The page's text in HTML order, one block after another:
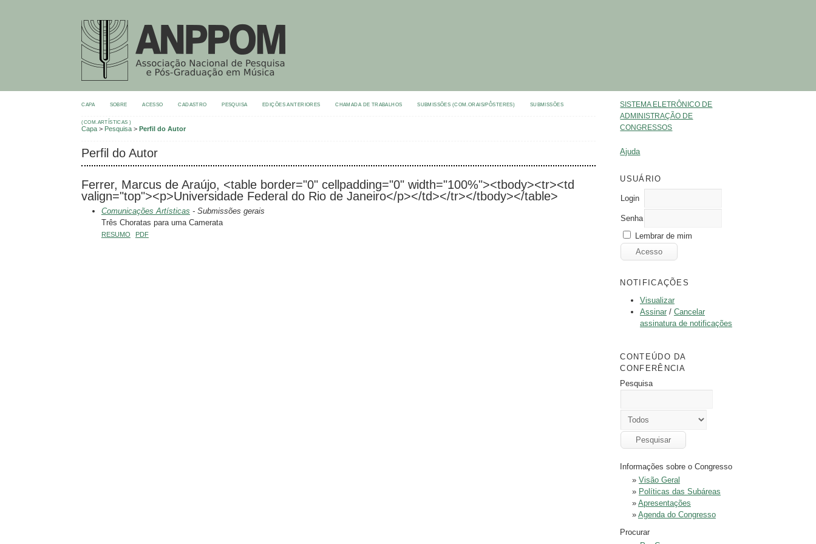
SISTEMA ELETRÔNICO DE
ADMINISTRAÇÃO DE
CONGRESSOS
Ajuda
USUÁRIO
Login
Senha
Lembrar de mim
NOTIFICAÇÕES
Visualizar
Assinar/ Cancelar
assinatura de notificações
CONTEÚDO DA
CONFERÊNCIA
Pesquisa
Informações sobre o Congresso
» Visão Geral
» Políticas das Subáreas
» Apresentações
» Agenda do Congresso
Procurar
CAPA SOBRE ACESSO CADASTRO PESQUISA EDIÇÕES ANTERIORES CHAMADA DE TRABALHOS SUBMISSÕES (COM.ORAIS/PÔSTERES) SUBMISSÕES
(COM.ARTÍSTICAS )
Capa > Pesquisa >Perfil do Autor
Perfil do Autor
Ferrer, Marcus de Araújo, <table border="0" cellpadding="0" width="100%"><tbody><tr><td
valign="top"><p>Universidade Federal do Rio de Janeiro</p></td></tr></tbody></table>
Comunicações Artísticas - Submissões gerais
Três Choratas para uma Camerata
RESUMO PDF